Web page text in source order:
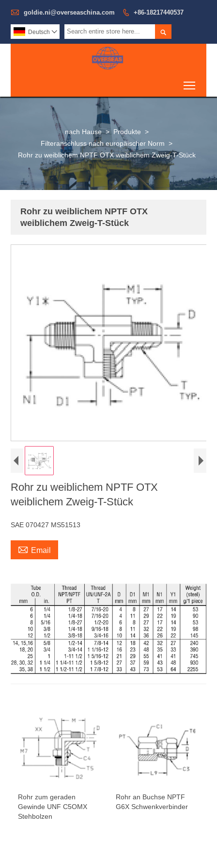
 goldie.ni@overseaschina.com  +86-18217440537

Deutsch 
nach Hause > Produkte >
Filteranschluss nach europäischer Norm >
Rohr zu weiblichem NPTF OTX weiblichem Zweig-T-Stück
Rohr zu weiblichem NPTF OTX
weiblichem Zweig-T-Stück
Rohr zu weiblichem NPTF OTX
weiblichem Zweig-T-Stück
SAE 070427 MS51513
 Email
Rohr zum geraden
Gewinde UNF C5OMX
Stehbolzen
Rohr an Buchse NPTF
G6X Schwenkverbinder